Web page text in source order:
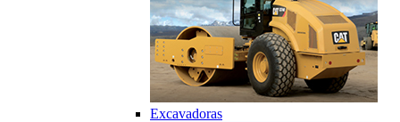
Excavadoras